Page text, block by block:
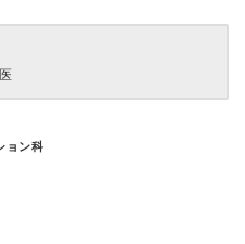
ョン科